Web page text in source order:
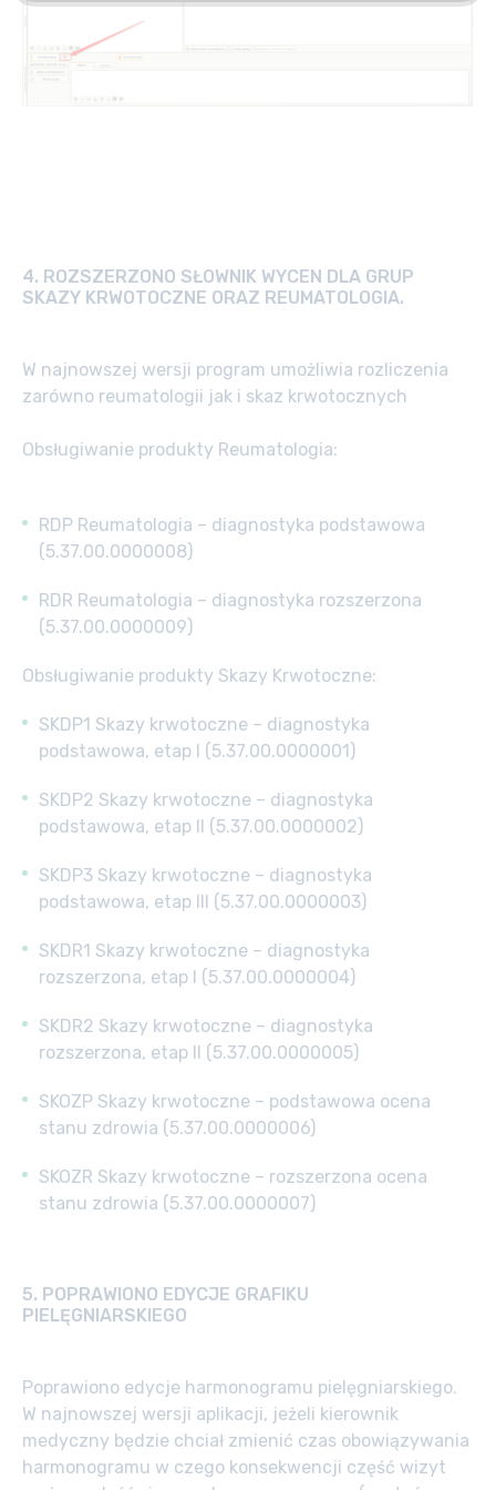
4. ROZSZERZONO SŁOWNIK WYCEN DLA GRUP
SKAZY KRWOTOCZNE ORAZ REUMATOLOGIA.
W najnowszej wersji program umożliwia rozliczenia
zarówno reumatologii jak i skaz krwotocznych
Obsługiwanie produkty Reumatologia:
RDP Reumatologia – diagnostyka podstawowa
(5.37.00.0000008)
RDR Reumatologia – diagnostyka rozszerzona
(5.37.00.0000009)
Obsługiwanie produkty Skazy Krwotoczne:
SKDP1 Skazy krwotoczne – diagnostyka
podstawowa, etap I (5.37.00.0000001)
SKDP2 Skazy krwotoczne – diagnostyka
podstawowa, etap II (5.37.00.0000002)
SKDP3 Skazy krwotoczne – diagnostyka
podstawowa, etap III (5.37.00.0000003)
SKDR1 Skazy krwotoczne – diagnostyka
rozszerzona, etap I (5.37.00.0000004)
SKDR2 Skazy krwotoczne – diagnostyka
rozszerzona, etap II (5.37.00.0000005)
SKOZP Skazy krwotoczne – podstawowa ocena
stanu zdrowia (5.37.00.0000006)
SKOZR Skazy krwotoczne – rozszerzona ocena
stanu zdrowia (5.37.00.0000007)
5. POPRAWIONO EDYCJE GRAFIKU
PIELĘGNIARSKIEGO
Poprawiono edycje harmonogramu pielęgniarskiego.
W najnowszej wersji aplikacji, jeżeli kierownik
medyczny będzie chciał zmienić czas obowiązywania
harmonogramu w czego konsekwencji część wizyt